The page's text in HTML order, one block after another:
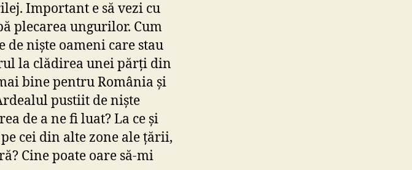
Important e să vezi cu
plecarea ungurilor. Cum
de niște oameni care stau
la clădirea unei părți din
bine pentru România și
pustiit de niște
de a ne fi luat? La ce și
cei din alte zone ale țării,
Cine poate oare să-mi